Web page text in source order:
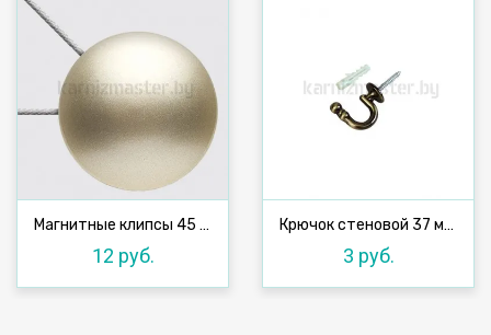
Магнитные клипсы 45 мм с тросом, №6
12 руб.
Крючок стеновой 37 мм, антик
3 руб.